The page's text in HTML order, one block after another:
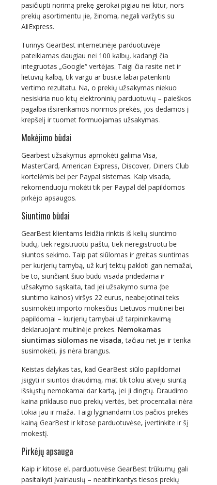
pasičiupti norimą prekę gerokai pigiau nei kitur, nors
prekių asortimentu jie, žinoma, negali varžytis su
AliExpress.
Turinys GearBest internetinėje parduotuvėje
pateikiamas daugiau nei 100 kalbų, kadangi čia
integruotas „Google“ vertėjas. Taigi čia rasite net ir
lietuvių kalbą, tik vargu ar būsite labai patenkinti
vertimo rezultatu. Na, o prekių užsakymas niekuo
nesiskiria nuo kitų elektroninių parduotuvių – paieškos
pagalba išsirenkamos norimos prekės, jos dedamos į
krepšelį ir tuomet formuojamas užsakymas.
Mokėjimo būdai
Gearbest užsakymus apmokėti galima Visa,
MasterCard, American Express, Discover, Diners Club
kortelėmis bei per Paypal sistemas. Kaip visada,
rekomenduoju mokėti tik per Paypal dėl papildomos
pirkėjo apsaugos.
Siuntimo būdai
GearBest klientams leidžia rinktis iš kelių siuntimo
būdų, tiek registruotu paštu, tiek neregistruotu be
siuntos sekimo. Taip pat siūlomas ir greitas siuntimas
per kurjerių tarnybą, už kurį tektų pakloti gan nemažai,
be to, siunčiant šiuo būdu visada pridedama ir
užsakymo sąskaita, tad jei užsakymo suma (be
siuntimo kainos) viršys 22 eurus, neabejotinai teks
susimokėti importo mokesčius Lietuvos muitinei bei
papildomai – kurjerių tarnybai už tarpininkavimą
deklaruojant muitinėje prekes. Nemokamas
siuntimas siūlomas ne visada, tačiau net jei ir tenka
susimokėti, jis nėra brangus.
Keistas dalykas tas, kad GearBest siūlo papildomai
įsigyti ir siuntos draudimą, mat tik tokiu atveju siuntą
išsiųstų nemokamai dar kartą, jei ji dingtų. Draudimo
kaina priklauso nuo prekių vertės, bet procentaliai nėra
tokia jau ir maža. Taigi lyginandami tos pačios prekės
kainą GearBest ir kitose parduotuvėse, įvertinkite ir šį
mokestį.
Pirkėjų apsauga
Kaip ir kitose el. parduotuvėse GearBest trūkumų gali
pasitaikyti įvairiausių – neatitinkantys tiesos prekių